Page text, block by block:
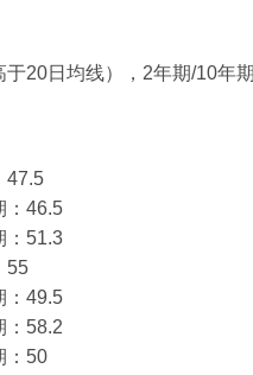
20日均线），2年期/10年
47.5
：46.5
：51.3
55
：49.5
：58.2
：50